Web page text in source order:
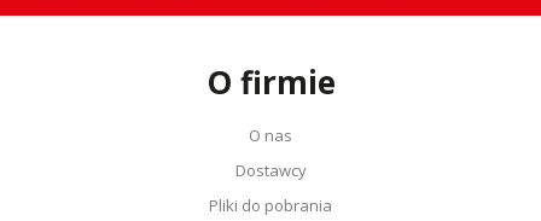
O firmie
O nas
Dostawcy
Pliki do pobrania